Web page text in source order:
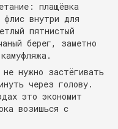
плащёвка
внутри для
пятнистый
берег, заметно
нужно застёгивать
через голову.
это экономит
возишься с